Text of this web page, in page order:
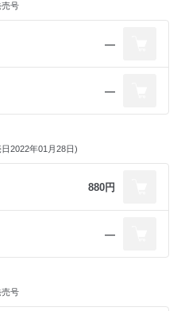
売号
―
―
2022年01月28日)
880円
―
売号